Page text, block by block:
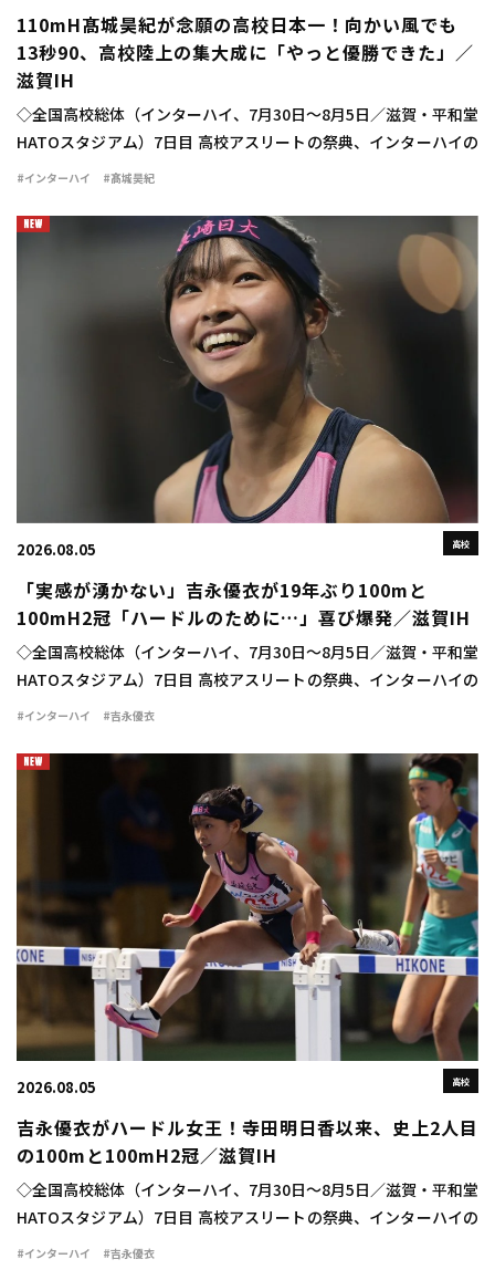
110mH髙城昊紀が念願の高校日本一！向かい風でも
13秒90、高校陸上の集大成に「やっと優勝できた」／
滋賀IH
◇全国高校総体（インターハイ、7月30日～8月5日／滋賀・平和堂
HATOスタジアム）7日目 高校アスリートの祭典、インターハイの
最終日に男子110mハードル決勝が行われ、髙城昊紀（宮崎西3）
#インターハイ #髙城昊紀
高校
2026.08.05
「実感が湧かない」吉永優衣が19年ぶり100mと
100mH2冠「ハードルのために…」喜び爆発／滋賀IH
◇全国高校総体（インターハイ、7月30日～8月5日／滋賀・平和堂
HATOスタジアム）7日目 高校アスリートの祭典、インターハイの
最終日に女子100mハードル決勝が行われ、吉永優衣（長崎日大
#インターハイ #吉永優衣
高校
2026.08.05
吉永優衣がハードル女王！寺田明日香以来、史上2人目
の100mと100mH2冠／滋賀IH
◇全国高校総体（インターハイ、7月30日～8月5日／滋賀・平和堂
HATOスタジアム）7日目 高校アスリートの祭典、インターハイの
最終日に女子100mハードル決勝が行われ、吉永優衣（長崎日大
#インターハイ #吉永優衣